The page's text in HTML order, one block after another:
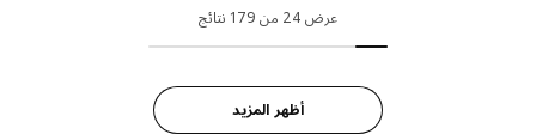
عرض 24 من 179 نتائج
أظهر المزيد